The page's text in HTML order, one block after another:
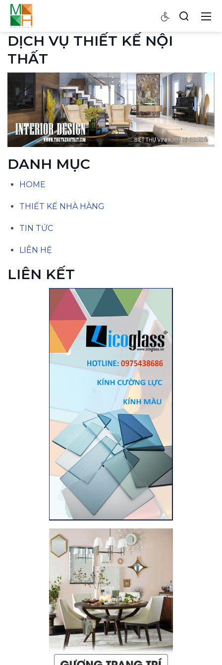
DỊCH VỤ THIẾT KẾ NỘI
THẤT
DANH MỤC
HOME
THIẾT KẾ NHÀ HÀNG
TIN TỨC
LIÊN HỆ
LIÊN KẾT